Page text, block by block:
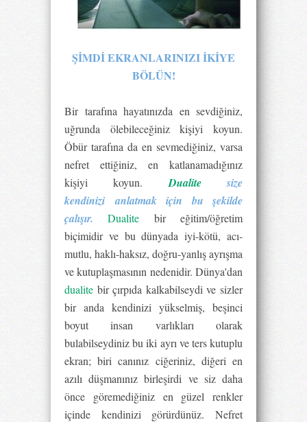
ŞİMDİ EKRANLARINIZI İKİYE
BÖLÜN!
Bir tarafına hayatınızda en sevdiğiniz,
uğrunda ölebileceğiniz kişiyi koyun.
Öbür tarafına da en sevmediğiniz, varsa
nefret ettiğiniz, en katlanamadığınız
kişiyi koyun. Dualitesize
kendinizi anlatmak için bu şekilde
çalışır.
Dualite bir eğitim/öğretim
biçimidir ve bu dünyada iyi-kötü, acı-
mutlu, haklı-haksız, doğru-yanlış ayrışma
ve kutuplaşmasının nedenidir. Dünya'dan
dualite bir çırpıda kalkabilseydi ve sizler
bir anda kendinizi yükselmiş, beşinci
boyut insan varlıkları olarak
bulabilseydiniz bu iki ayrı ve ters kutuplu
ekran; biri canınız ciğeriniz, diğeri en
azılı düşmanınız birleşirdi ve siz daha
önce göremediğiniz en güzel renkler
içinde kendinizi görürdünüz. Nefret